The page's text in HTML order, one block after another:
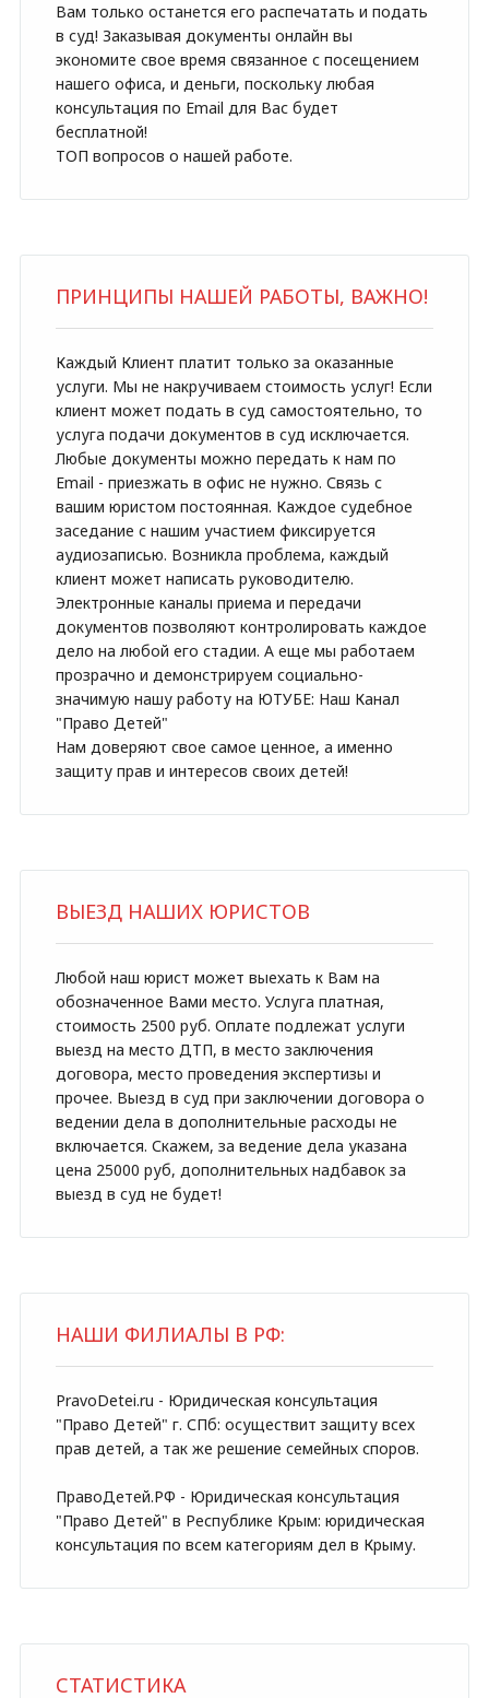
Вам только останется его распечатать и подать
в суд! Заказывая документы онлайн вы
экономите свое время связанное с посещением
нашего офиса, и деньги, поскольку любая
консультация по Email для Вас будет
бесплатной!
ТОП вопросов о нашей работе.
ПРИНЦИПЫ НАШЕЙ РАБОТЫ, ВАЖНО!
Каждый Клиент платит только за оказанные
услуги. Мы не накручиваем стоимость услуг! Если
клиент может подать в суд самостоятельно, то
услуга подачи документов в суд исключается.
Любые документы можно передать к нам по
Email - приезжать в офис не нужно. Связь с
вашим юристом постоянная. Каждое судебное
заседание с нашим участием фиксируется
аудиозаписью. Возникла проблема, каждый
клиент может написать руководителю.
Электронные каналы приема и передачи
документов позволяют контролировать каждое
дело на любой его стадии. А еще мы работаем
прозрачно и демонстрируем социально-
значимую нашу работу на ЮТУБЕ: Наш Канал
"Право Детей"
Нам доверяют свое самое ценное, а именно
защиту прав и интересов своих детей!
ВЫЕЗД НАШИХ ЮРИСТОВ
Любой наш юрист может выехать к Вам на
обозначенное Вами место. Услуга платная,
стоимость 2500 руб. Оплате подлежат услуги
выезд на место ДТП, в место заключения
договора, место проведения экспертизы и
прочее. Выезд в суд при заключении договора о
ведении дела в дополнительные расходы не
включается. Скажем, за ведение дела указана
цена 25000 руб, дополнительных надбавок за
выезд в суд не будет!
НАШИ ФИЛИАЛЫ В РФ:
PravoDetei.ru - Юридическая консультация
"Право Детей" г. СПб: осуществит защиту всех
прав детей, а так же решение семейных споров.
ПравоДетей.РФ - Юридическая консультация
"Право Детей" в Республике Крым: юридическая
консультация по всем категориям дел в Крыму.
СТАТИСТИКА